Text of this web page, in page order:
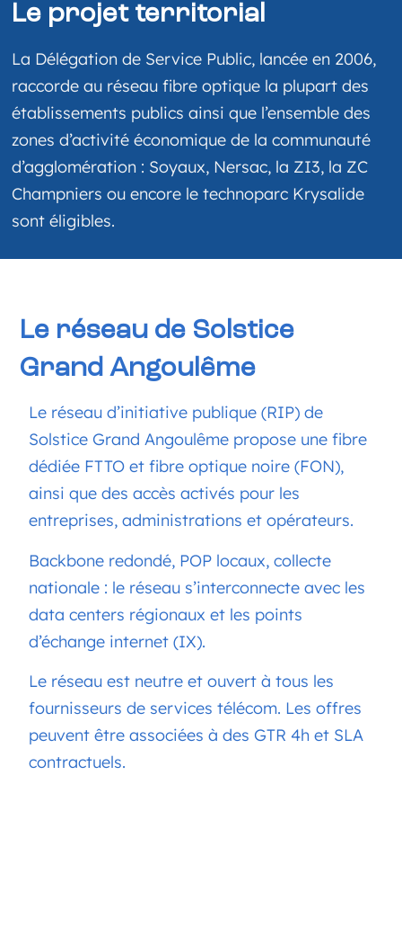
Le projet territorial
La Délégation de Service Public, lancée en 2006,
raccorde au réseau fibre optique la plupart des
établissements publics ainsi que l’ensemble des
zones d’activité économique de la communauté
d’agglomération : Soyaux, Nersac, la ZI3, la ZC
Champniers ou encore le technoparc Krysalide
sont éligibles.
Le réseau de Solstice
Grand Angoulême
Le réseau d’initiative publique (RIP)de
Solstice Grand Angoulême propose une fibre
dédiée FTTO et fibre optique noire (FON),
ainsi que des accès activés pour les
entreprises, administrations et opérateurs.
Backbone redondé, POP locaux, collecte
nationale : le réseau s’interconnecte avec les
data centers régionaux et les points
d’échange internet (IX).
Le réseau est neutre et ouvert à tous les
fournisseurs de services télécom. Les offres
peuvent être associées à des GTR 4h et SLA
contractuels.